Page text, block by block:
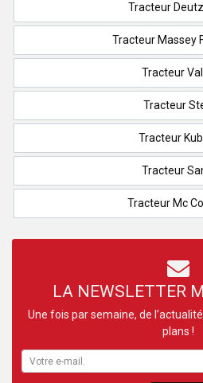
Tracteur
Tracteur Massey
Tracteur
Tracteur
Tracteur
Tracteur
Tracteur Mc
LA NEWSLETTER
Une fois par semaine, de
plans !